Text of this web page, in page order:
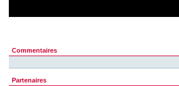
Commentaires
Partenaires